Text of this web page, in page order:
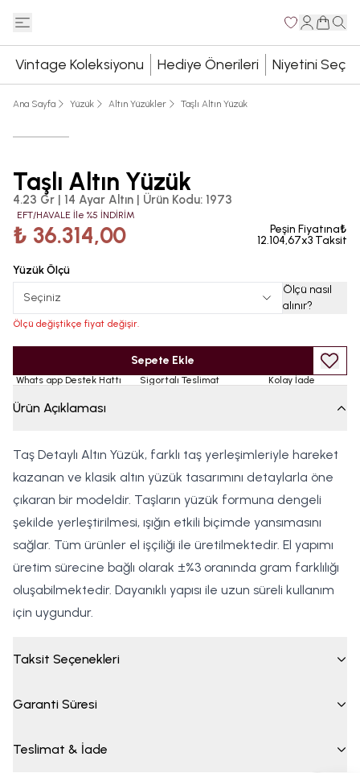
Vintage Koleksiyonu Hediye Önerileri Niyetini Seç
Ana Sayfa Yüzük Altın Yüzükler Taşlı Altın Yüzük
Taşlı Altın Yüzük
4.23 Gr | 14 Ayar Altın | Ürün Kodu: 1973
EFT/HAVALE İle %5 İNDİRİM
₺ 36.314,00
Peşin Fiyatına₺
12.104,67x3 Taksit
Yüzük Ölçü
Seçiniz
Ölçü nasıl
alınır?
Ölçü değiştikçe fiyat değişir.
Sepete Ekle
Whats app Destek Hattı Sigortalı Teslimat Kolay İade
Ürün Açıklaması
Taş Detaylı Altın Yüzük, farklı taş yerleşimleriyle hareket
kazanan ve klasik altın yüzük tasarımını detaylarla öne
çıkaran bir modeldir. Taşların yüzük formuna dengeli
şekilde yerleştirilmesi, ışığın etkili biçimde yansımasını
sağlar. Tüm ürünler el işçiliği ile üretilmektedir. El yapımı
üretim sürecine bağlı olarak ±%3 oranında gram farklılığı
oluşabilmektedir. Dayanıklı yapısı ile uzun süreli kullanım
için uygundur.
Taksit Seçenekleri
Garanti Süresi
Teslimat & İade